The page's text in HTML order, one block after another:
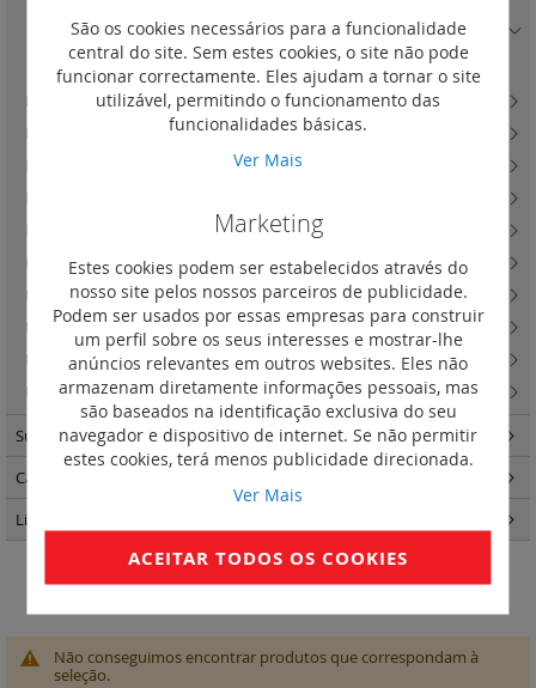
Não conseguimos encontrar produtos que correspondam à
seleção.
Interruptores 16 AX 250 V~(0)
Interruptor intuição(0)
Niloé Step - botões, acessórios LEDs e comandos de estores(8)
Niloé Step - variadores e detetores de movimento(5)
Niloé Step - tomadas de corrente(3)
Niloé Step - carregadores USB
Niloé Step - tomadas televisão(14)
Niloé Step - tomadas RJ 45 e tomadas de fibra ótica(16)
Niloé Step - difusão sonora(0)
Niloé Step - acessórios(12)
Niloé Step - teclas e espelho centrais(87)
Niloé Step - quadros(36)
Suno
(263)
Caixas de encastrar Batibox
Light Now
São os cookies necessários para a funcionalidade
central do site. Sem estes cookies, o site não pode
funcionar correctamente. Eles ajudam a tornar o site
utilizável, permitindo o funcionamento das
funcionalidades básicas.
Ver Mais
Marketing
Estes cookies podem ser estabelecidos através do
nosso site pelos nossos parceiros de publicidade.
Podem ser usados por essas empresas para construir
um perfil sobre os seus interesses e mostrar-lhe
anúncios relevantes em outros websites. Eles não
armazenam diretamente informações pessoais, mas
são baseados na identificação exclusiva do seu
navegador e dispositivo de internet. Se não permitir
estes cookies, terá menos publicidade direcionada.
Ver Mais
ACEITAR TODOS OS COOKIES